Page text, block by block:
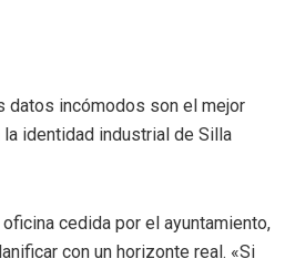
datos incómodos son el mejor
identidad industrial de Silla
cedida por el ayuntamiento,
con un horizonte real. «Si